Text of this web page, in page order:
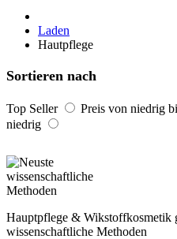
Laden
Hautpflege
Sortieren nach
Top Seller Preis von niedrig
niedrig
Hauptpflege & Wikstoffkosmetik
wissenschaftliche Methoden